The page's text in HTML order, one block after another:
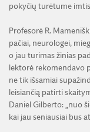
pokyčių turėtume
Profesorė R.
pačiai, neurologei,
o jau turimas žinias
lektorė rekomendavo
ne tik išsamiai
leisiančią patirti
Daniel Gilberto: „nuo
kai jau seniausiai bus